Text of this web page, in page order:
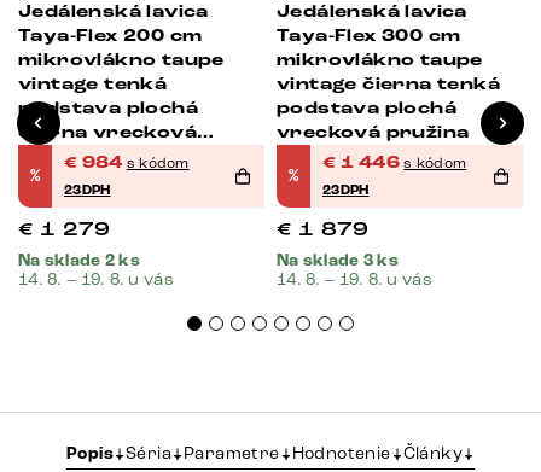
Jedálenská lavica
Taya-Flex 200 cm
mikrovlákno taupe
vintage tenká
podstava plochá
čierna vrecková
pružina
%
€ 984 s kódom
23DPH
€ 1 279
Na sklade 2 ks
14. 8. – 19. 8. u vás
Jedálenská lavica
Taya-Flex 300 cm
mikrovlákno taupe
vintage čierna tenká
podstava plochá
vrecková pružina
%
€ 1 446 s kódom
23DPH
€ 1 879
Na sklade 3 ks
14. 8. – 19. 8. u vás
Popis Séria Parametre Hodnotenie
Články